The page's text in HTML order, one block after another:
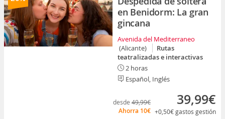
en Benidorm: La gran
gincana
Avenida del Mediterraneo
(Alicante)
Rutas
teatralizadas e interactivas
2 horas
Español, Inglés
desde 49,99€
Ahorra 10€
39,99€
+0,50€gastos gestión